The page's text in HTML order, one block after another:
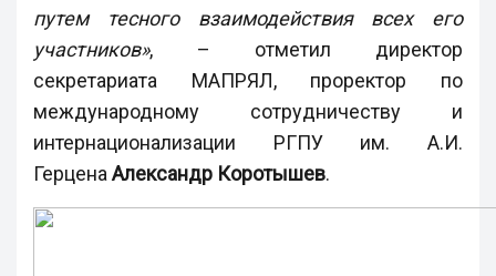
путем тесного взаимодействия всех его
участников», – отметил директор
секретариата МАПРЯЛ, проректор по
международному сотрудничеству и
интернационализации РГПУ им. А.И.
Герцена Александр Коротышев.